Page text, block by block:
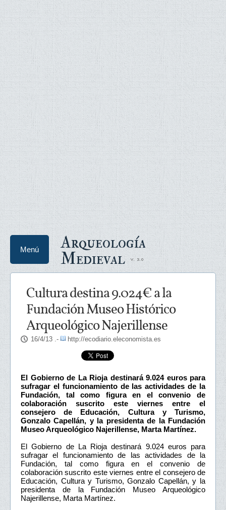
Arqueología
Medieval
Menú
Cultura destina 9.024€ a la
Fundación Museo Histórico
Arqueológico Najerillense
16/4/13 .- http://ecodiario.eleconomista.es
El Gobierno de La Rioja destinará 9.024 euros para
sufragar el funcionamiento de las actividades de la
Fundación, tal como figura en el convenio de
colaboración suscrito este viernes entre el
consejero de Educación, Cultura y Turismo,
Gonzalo Capellán, y la presidenta de la Fundación
Museo Arqueológico Najerillense, Marta Martínez.
El Gobierno de La Rioja destinará 9.024 euros para
sufragar el funcionamiento de las actividades de la
Fundación, tal como figura en el convenio de
colaboración suscrito este viernes entre el consejero de
Educación, Cultura y Turismo, Gonzalo Capellán, y la
presidenta de la Fundación Museo Arqueológico
Najerillense, Marta Martínez.